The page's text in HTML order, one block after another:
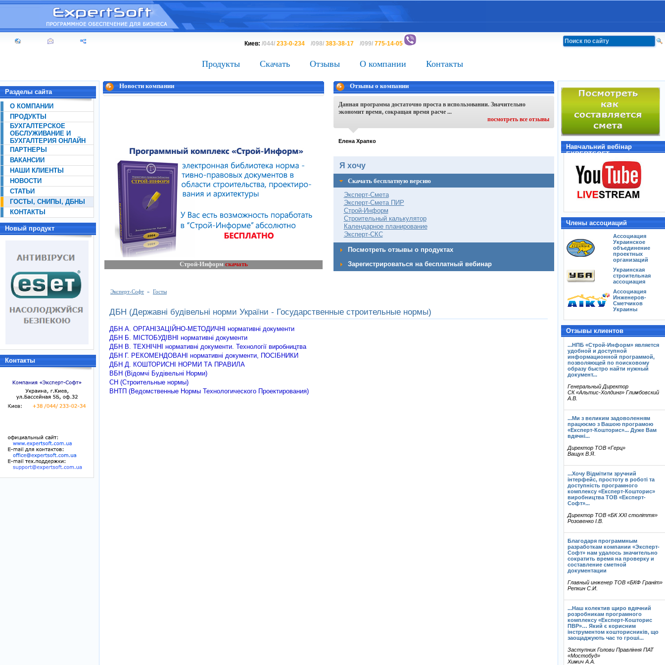
Киев: /044/ 233-0-234 /098/ 383-38-17 /099/ 775-14-05
Продукты Скачать Отзывы О компании Контакты
Разделы сайта
О КОМПАНИИ
ПРОДУКТЫ
БУХГАЛТЕРСКОЕ
ОБСЛУЖИВАНИЕ И
БУХГАЛТЕРИЯ ОНЛАЙН
ПАРТНЕРЫ
ВАКАНСИИ
НАШИ КЛИЕНТЫ
НОВОСТИ
СТАТЬИ
ГОСТЫ, СНИПЫ, ДБНЫ
КОНТАКТЫ
Новый продукт
Контакты
Новости компании Отзывы о компании
Данная программа достаточно проста в использовании. Значительно
экономит время, сокращая время расче ...
посмотреть все отзывы
Елена Храпко
Я хочу
Скачать бесплатную версию
Эксперт-Смета
Эксперт-Смета ПИР
Строй-Информ
Строительный калькулятор
Календарное планирование
Эксперт-СКС
Посмотреть отзывы о продуктах
Зарегистрироваться на бесплатный вебинар
Строй-Информ скачать
Эксперт-Софт » Госты
ДБН (Державні будівельні норми України - Государственные строительные нормы)
ДБН А. ОРГАНІЗАЦІЙНО-МЕТОДИЧНІ нормативні документи
ДБН Б. МІСТОБУДІВНІ нормативні документи
ДБН В. ТЕХНІЧНІ нормативні документи. Технології виробництва
ДБН Г. РЕКОМЕНДОВАНІ нормативні документи, ПОСІБНИКИ
ДБН Д. КОШТОРИСНІ НОРМИ ТА ПРАВИЛА
ВБН (Відомчі Будівельні Норми)
СН (Строительные нормы)
ВНТП (Ведомственные Нормы Технологического Проектирования)
Навчальний вебінар
EXPERTSOFT
Члены ассоциаций
Ассоциация
Украинское
объединение
проектных
организаций
Украинская
строительная
ассоциация
Ассоциация
Инженеров-
Сметчиков
Украины
Отзывы клиентов
...НПБ «Строй-Информ» является
удобной и доступной
информационной программой,
позволяющей по поисковому
образу быстро найти нужный
документ...
Генеральный Директор
СК «Альтис-Холдинг» Глимбовский
А.В.
...Ми з великим задоволенням
працюємо з Вашою програмою
«Експерт-Кошторис»... Дуже Вам
вдячні...
Директор ТОВ «Герц»
Ващук В.Я.
...Хочу Відмітити зручний
інтерфейс, простоту в роботі та
доступність програмного
комплексу «Експерт-Кошторис»
виробництва ТОВ «Експерт-
Софт»...
Директор ТОВ «БК ХХІ століття»
Розовенко І.В.
Благодаря программным
разработкам компании «Эксперт-
Софт» нам удалось значительно
сократить время на проверку и
составление сметной
документации
Главный инженер ТОВ «БКФ Граніт»
Репкин С.И.
...Наш колектив щиро вдячний
розробникам програмного
комплексу «Експерт-Кошторис
ПВР»… Який є корисним
інструментом кошторисників, що
заощаджують час то гроші...
Заступник Голови Правління ПАТ
«Мостобуд»
Химич А.А.